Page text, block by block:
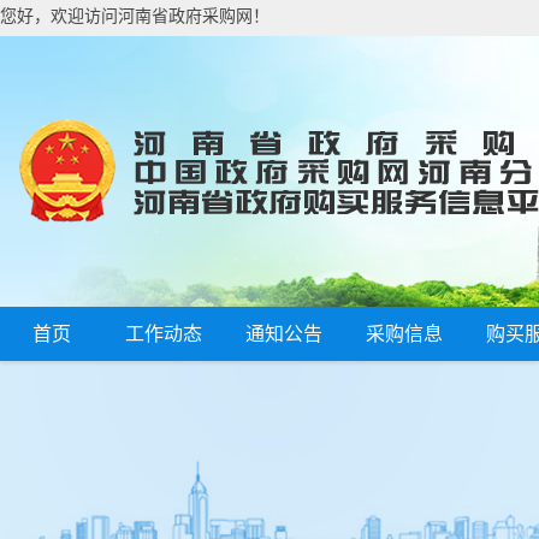
您好，欢迎访问河南省政府采购网！
首页 工作动态 通知公告 采购信息 购买